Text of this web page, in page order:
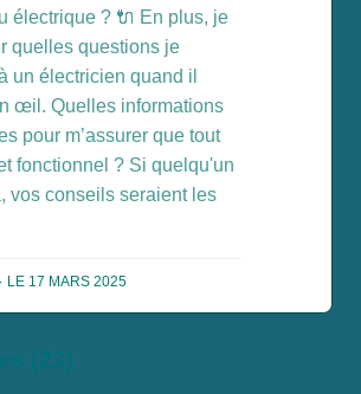
électrique ? 🔌 En plus, je
quelles questions je
un électricien quand il
œil. Quelles informations
pour m’assurer que tout
fonctionnel ? Si quelqu'un
vos conseils seraient les
LE 17 MARS 2025
(23)